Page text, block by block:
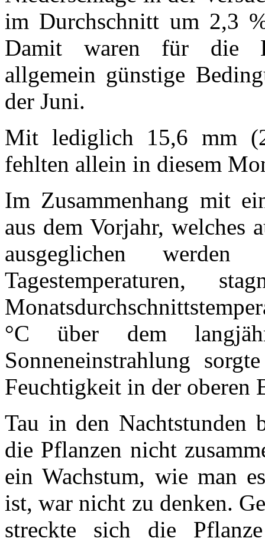
im Durchschnitt um 2,3
Damit waren für die
allgemein günstige
der Juni.
Mit lediglich 15,6 mm
fehlten allein in diesem
Im Zusammenhang mit
aus dem Vorjahr, welches
ausgeglichen
Tagestemperaturen,
°C über dem
Sonneneinstrahlung
Feuchtigkeit in der oberen
Tau in den Nachtstunden
die Pflanzen nicht
ein Wachstum, wie man
ist, war nicht zu denken.
streckte sich die